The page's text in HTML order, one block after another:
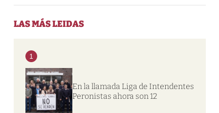
LAS MÁS LEIDAS
1
En la llamada Liga de Intendentes
Peronistas ahora son 12